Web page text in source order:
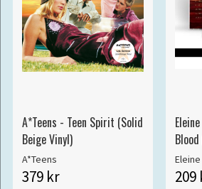
A*Teens - Teen Spirit (Solid
Beige Vinyl)
A*Teens
379 kr
Eleine
209